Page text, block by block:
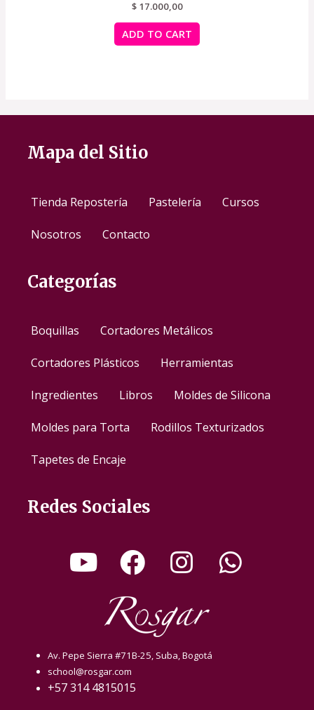
Rated
out
of
5
$17.000,00
ADD TO CART
Mapa del Sitio
Tienda Repostería Pastelería Cursos
Nosotros Contacto
Categorías
Boquillas Cortadores Metálicos
Cortadores Plásticos Herramientas
Ingredientes Libros Moldes de Silicona
Moldes para Torta Rodillos Texturizados
Tapetes de Encaje
Redes Sociales
Av. Pepe Sierra #71B-25, Suba, Bogotá
school@rosgar.com
+57 314 4815015